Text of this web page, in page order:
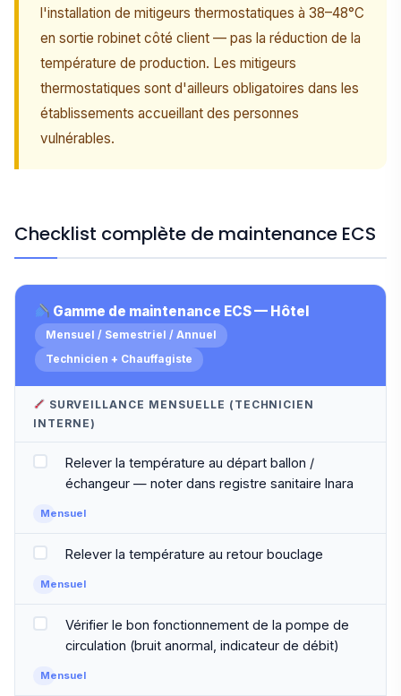
l'installation de mitigeurs thermostatiques à 38–48°C
en sortie robinet côté client — pas la réduction de la
température de production. Les mitigeurs
thermostatiques sont d'ailleurs obligatoires dans les
établissements accueillant des personnes
vulnérables.
Checklist complète de maintenance ECS
Gamme de maintenance ECS — Hôtel
Mensuel / Semestriel / Annuel
Technicien + Chauffagiste
SURVEILLANCE MENSUELLE (TECHNICIEN
INTERNE)
Relever la température au départ ballon /
échangeur — noter dans registre sanitaire Inara
Mensuel
Relever la température au retour bouclage
Mensuel
Vérifier le bon fonctionnement de la pompe de
circulation (bruit anormal, indicateur de débit)
Mensuel